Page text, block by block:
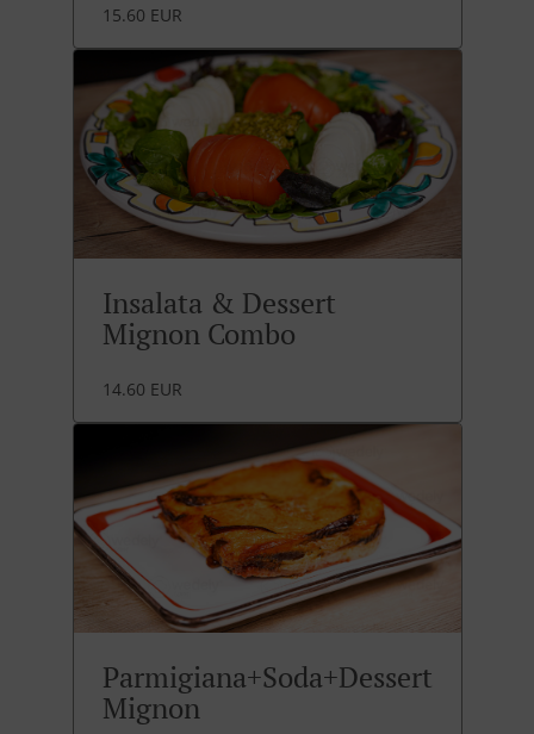
15.60 EUR
Insalata & Dessert
Mignon Combo
14.60 EUR
Parmigiana+Soda+Dessert
Mignon